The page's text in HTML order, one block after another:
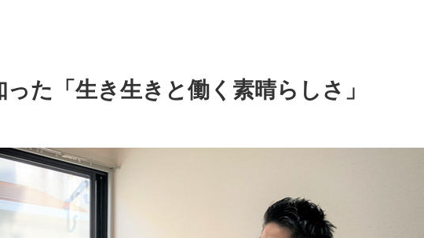
った「生き生きと働く素晴らしさ」